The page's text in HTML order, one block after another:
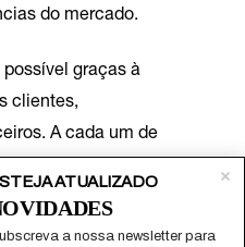
do mercado.
possível graças à
clientes,
A cada um de
agradecimento.
que nos
ATUALIZADO
a nossa newsletter para